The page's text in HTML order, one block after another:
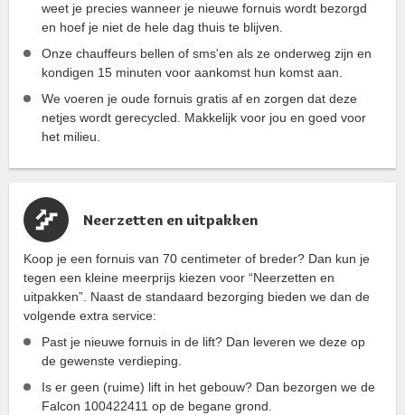
weet je precies wanneer je nieuwe fornuis wordt bezorgd
en hoef je niet de hele dag thuis te blijven.
Onze chauffeurs bellen of sms'en als ze onderweg zijn en
kondigen 15 minuten voor aankomst hun komst aan.
We voeren je oude fornuis gratis af en zorgen dat deze
netjes wordt gerecycled. Makkelijk voor jou en goed voor
het milieu.
Neerzetten en uitpakken
Koop je een fornuis van 70 centimeter of breder? Dan kun je
tegen een kleine meerprijs kiezen voor “Neerzetten en
uitpakken”. Naast de standaard bezorging bieden we dan de
volgende extra service:
Past je nieuwe fornuis in de lift? Dan leveren we deze op
de gewenste verdieping.
Is er geen (ruime) lift in het gebouw? Dan bezorgen we de
Falcon 100422411 op de begane grond.